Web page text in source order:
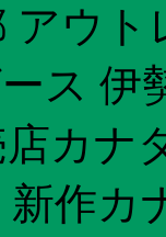
アウ
ス
カナ
新作